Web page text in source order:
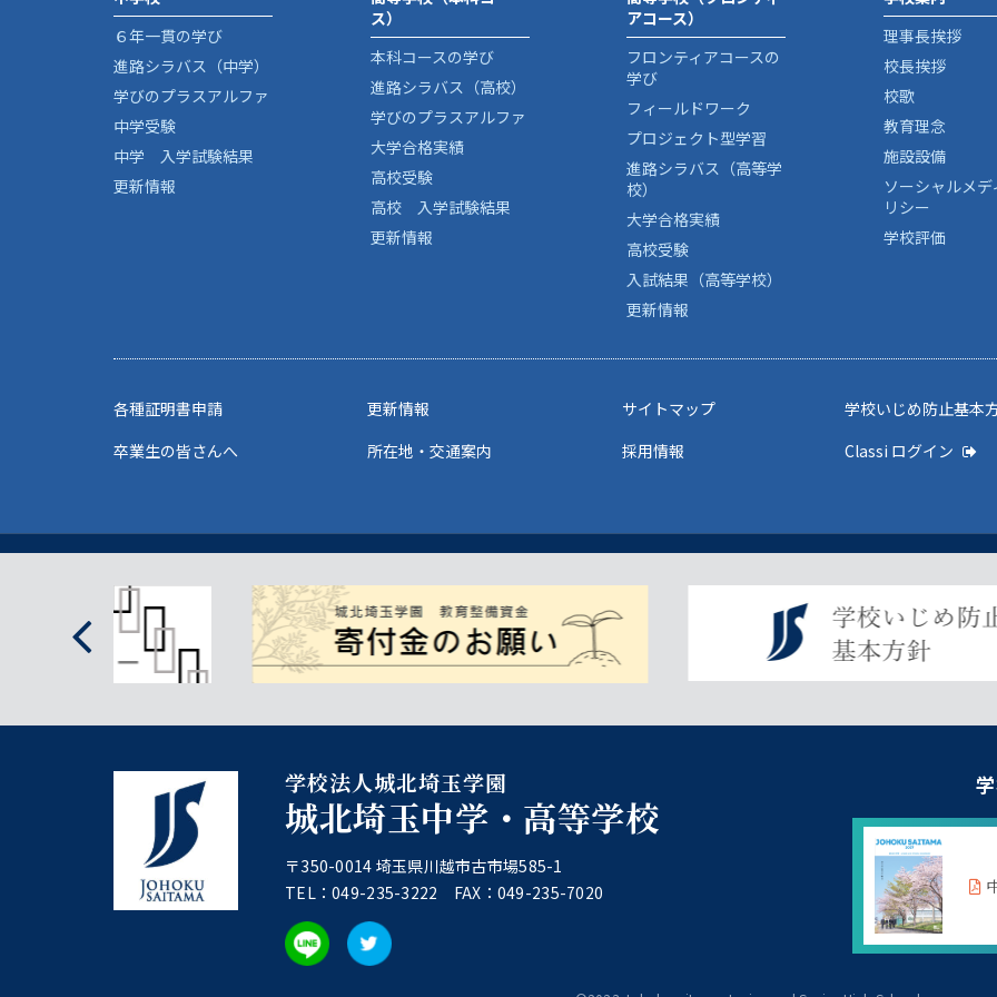
６年一貫の学び
進路シラバス（中学）
学びのプラスアルファ
中学受験
中学 入学試験結果
更新情報
ス）
本科コースの学び
進路シラバス（高校）
学びのプラスアルファ
大学合格実績
高校受験
高校 入学試験結果
更新情報
アコース）
フロンティアコースの
学び
フィールドワーク
プロジェクト型学習
進路シラバス（高等学
校）
大学合格実績
高校受験
入試結果（高等学校）
更新情報
理事長挨拶
校長挨拶
校歌
教育理念
施設設備
ソーシャルメデ
リシー
学校評価
各種証明書申請
卒業生の皆さんへ
更新情報
所在地・交通案内
サイトマップ
採用情報
学校いじめ防止基本
Classi ログイン
学校法人城北埼玉学園
城北埼玉中学・高等学校
〒350-0014 埼玉県川越市古市場585-1
TEL：049-235-3222 FAX：049-235-7020